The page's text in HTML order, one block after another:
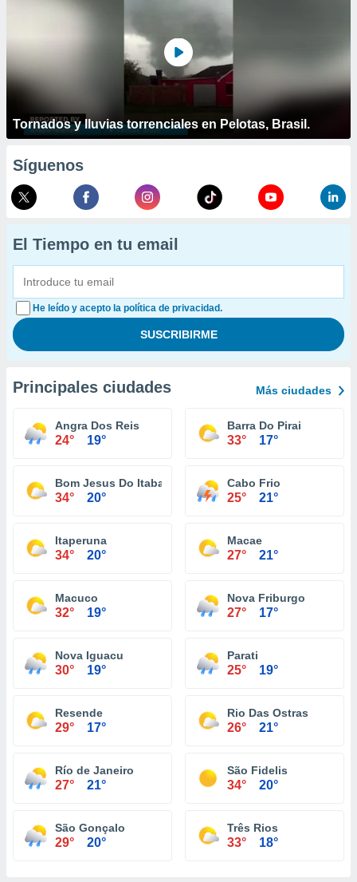
Tornados y lluvias torrenciales en Pelotas, Brasil.
Síguenos
El Tiempo en tu email
He leído y acepto la política de privacidad.
Principales ciudades Más ciudades
Angra Dos Reis
24° 19°
Barra Do Pirai
33° 17°
Bom Jesus Do Itabapoana
34° 20°
Cabo Frio
25° 21°
Itaperuna
34° 20°
Macae
27° 21°
Macuco
32° 19°
Nova Friburgo
27° 17°
Nova Iguacu
30° 19°
Parati
25° 19°
Resende
29° 17°
Rio Das Ostras
26° 21°
Río de Janeiro
27° 21°
São Fidelis
34° 20°
São Gonçalo
29° 20°
Três Rios
33° 18°